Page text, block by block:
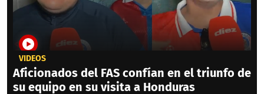
VIDEOS
Aficionados del FAS confían en el triunfo de
su equipo en su visita a Honduras